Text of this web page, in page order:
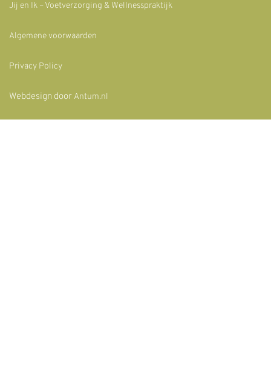
Jij en Ik – Voetverzorging & Wellnesspraktijk
Algemene voorwaarden
Privacy Policy
Webdesign door Antum.nl